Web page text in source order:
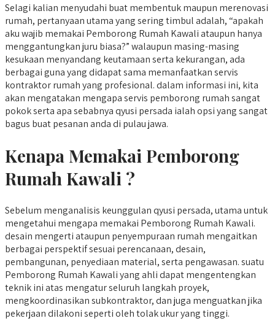
Selagi kalian menyudahi buat membentuk maupun merenovasi
rumah, pertanyaan utama yang sering timbul adalah, “apakah
aku wajib memakai Pemborong Rumah Kawali ataupun hanya
menggantungkan juru biasa?” walaupun masing-masing
kesukaan menyandang keutamaan serta kekurangan, ada
berbagai guna yang didapat sama memanfaatkan servis
kontraktor rumah yang profesional. dalam informasi ini, kita
akan mengatakan mengapa servis pemborong rumah sangat
pokok serta apa sebabnya qyusi persada ialah opsi yang sangat
bagus buat pesanan anda di pulau jawa.
Kenapa Memakai Pemborong
Rumah Kawali ?
Sebelum menganalisis keunggulan qyusi persada, utama untuk
mengetahui mengapa memakai Pemborong Rumah Kawali.
desain mengerti ataupun penyempuraan rumah mengaitkan
berbagai perspektif sesuai perencanaan, desain,
pembangunan, penyediaan material, serta pengawasan. suatu
Pemborong Rumah Kawali yang ahli dapat mengentengkan
teknik ini atas mengatur seluruh langkah proyek,
mengkoordinasikan subkontraktor, dan juga menguatkan jika
pekerjaan dilakoni seperti oleh tolak ukur yang tinggi.